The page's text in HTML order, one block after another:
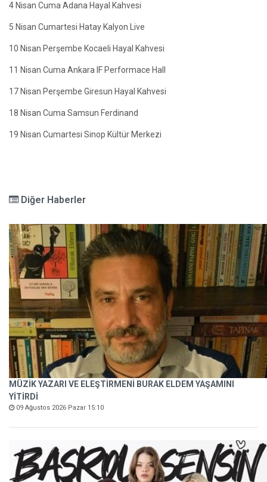
4 Nisan Cuma Adana Hayal Kahvesi
5 Nisan Cumartesi Hatay Kalyon Live
10 Nisan Perşembe Kocaeli Hayal Kahvesi
11 Nisan Cuma Ankara IF Performace Hall
17 Nisan Perşembe Giresun Hayal Kahvesi
18 Nisan Cuma Samsun Ferdinand
19 Nisan Cumartesi Sinop Kültür Merkezi
Diğer Haberler
MÜZİK YAZARI VE ELEŞTİRMENİ BURAK ELDEM YAŞAMINI
YİTİRDİ
09 Ağustos 2026 Pazar 15:10